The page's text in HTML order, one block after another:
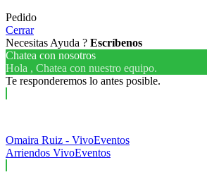
Pedido
Cerrar
Necesitas Ayuda ? Escríbenos
Chatea con nosotros
Hola , Chatea con nuestro equipo.
Te responderemos lo antes posible.
Omaira Ruiz - VivoEventos
Arriendos VivoEventos